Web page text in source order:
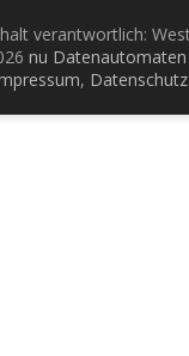
verantwortlich:
nu
, Datenschutz